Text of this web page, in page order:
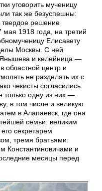
уговорить мученицу
так же безуспешны:
решение
мая 1918 года, на третий
Елисавету
Москвы. С ней
Янышева и келейница —
областной центр и
не разделять их с
чекисты согласились
только одну из них —
в том числе и великую
в Алапаевск, где она
семьи: великим
секретарем
тремя братьями:
Константиновичами и
месяцы перед